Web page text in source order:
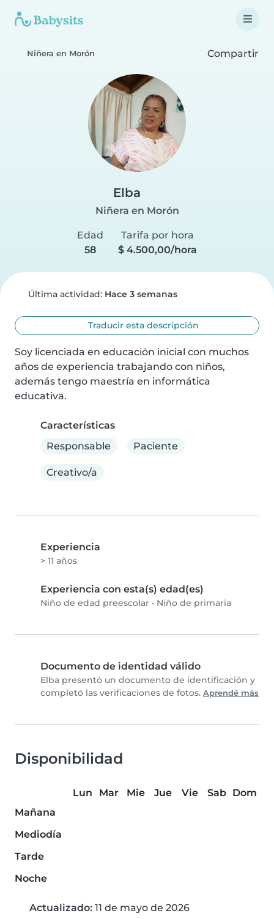
Niñera en Morón Compartir
Elba
Niñera en Morón
Edad
58
Tarifa por hora
$ 4.500,00/hora
Última actividad: Hace 3 semanas
Traducir esta descripción
Soy licenciada en educación inicial con muchos
años de experiencia trabajando con niños,
además tengo maestría en informática
educativa.
Características
Responsable
Paciente
Creativo/a
Experiencia
> 11 años
Experiencia con esta(s) edad(es)
Niño de edad preescolar • Niño de primaria
Documento de identidad válido
Elba presentó un documento de identificación y
completó las verificaciones de fotos. Aprendé más
Disponibilidad
Lun Mar Mie Jue Vie Sab
Dom
Mañana
Mediodía
Tarde
Noche
Actualizado: 11 de mayo de 2026